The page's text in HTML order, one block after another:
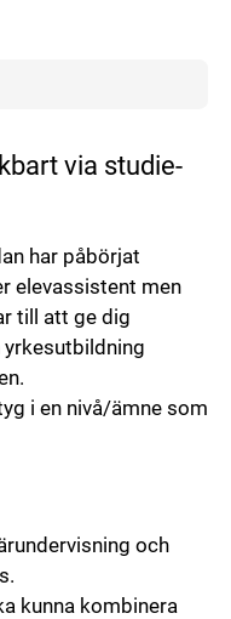
via studie-
har påbörjat
elevassistent men
till att ge dig
i en nivå/ämne som
och
kunna kombinera